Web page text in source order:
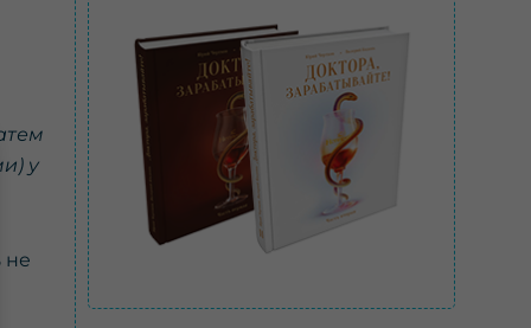
у
не